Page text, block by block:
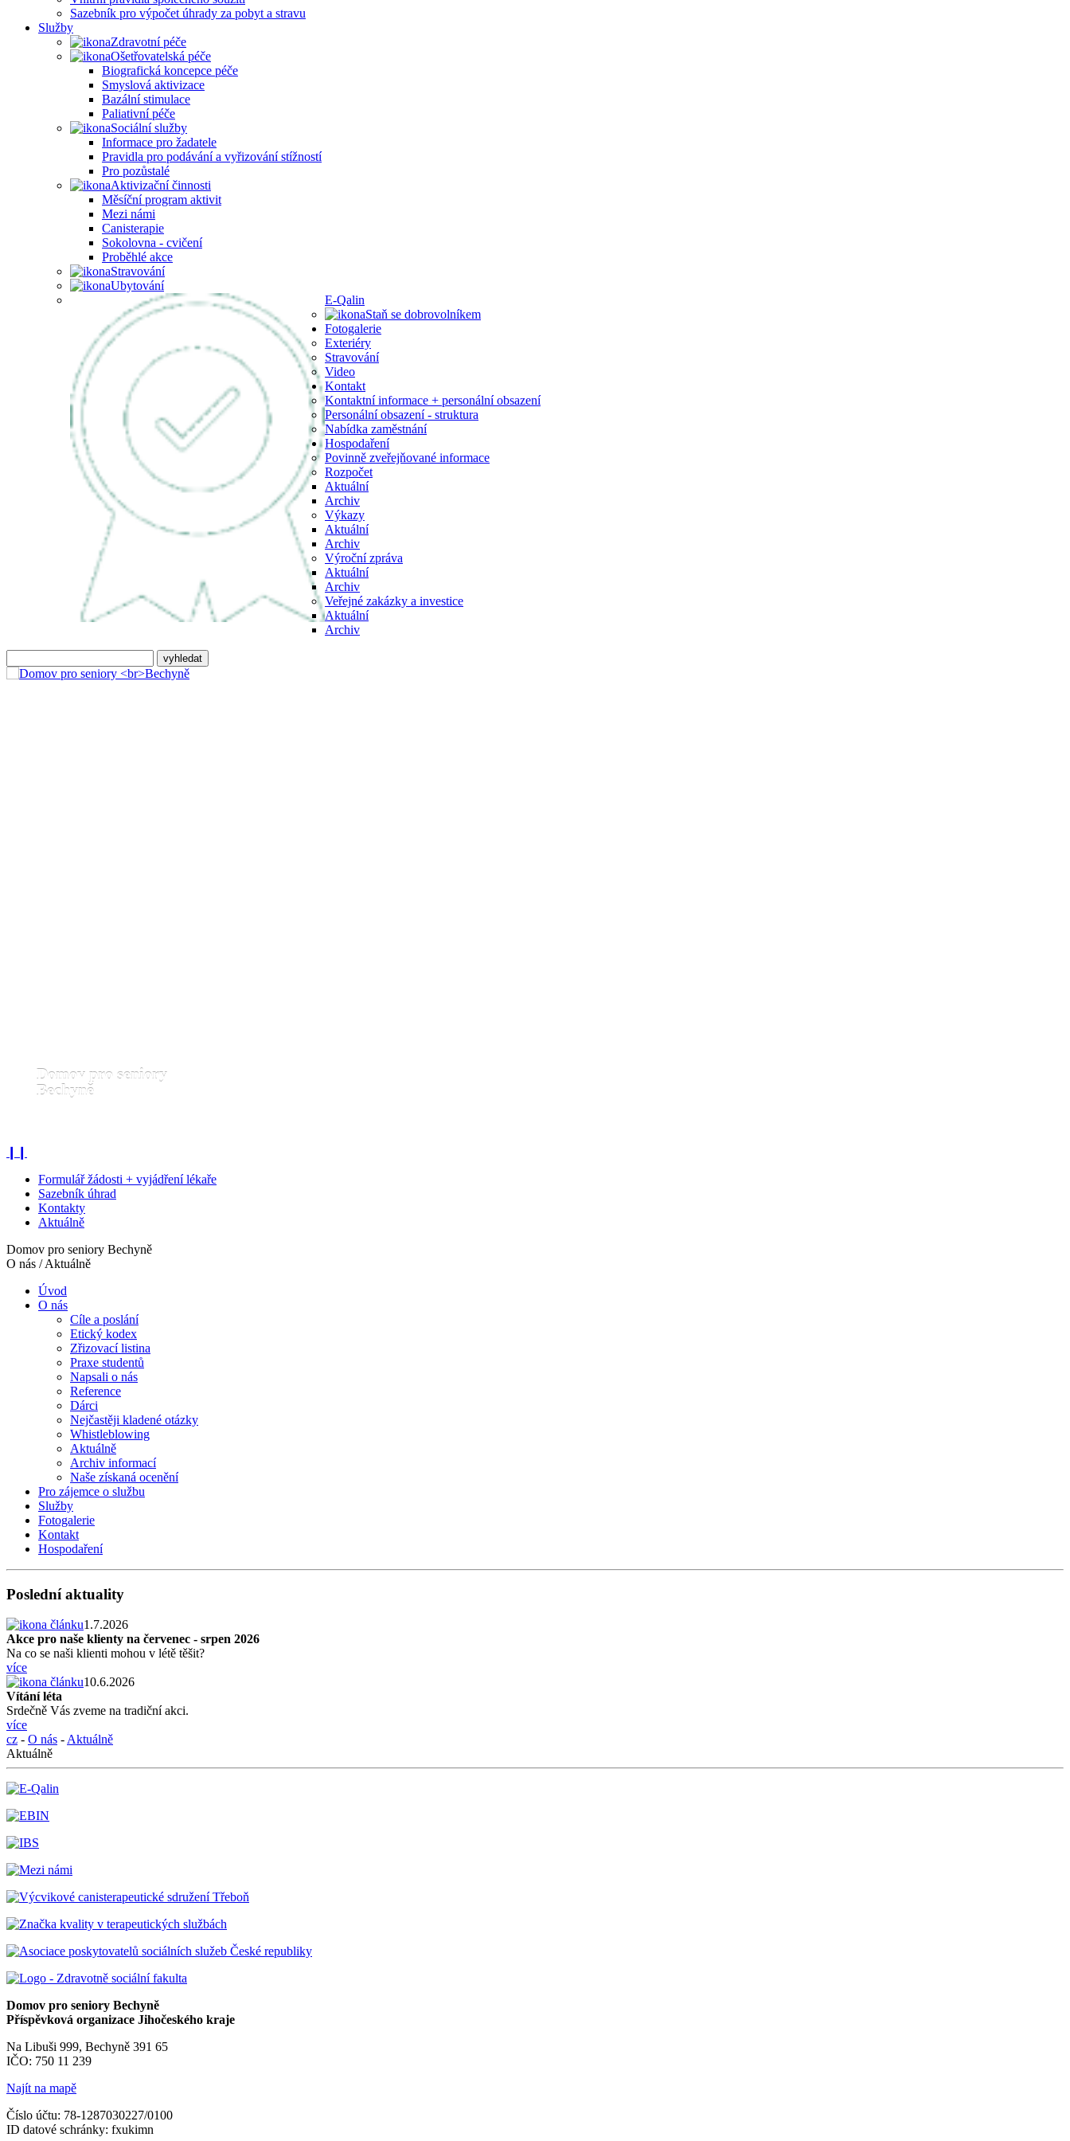
Sazebník pro výpočet úhrady za pobyt a stravu
Služby
Zdravotní péče
Ošetřovatelská péče
Biografická koncepce péče
Smyslová aktivizace
Bazální stimulace
Paliativní péče
Sociální služby
Informace pro žadatele
Pravidla pro podávání a vyřizování stížností
Pro pozůstalé
Aktivizační činnosti
Měsíční program aktivit
Mezi námi
Canisterapie
Sokolovna - cvičení
Proběhlé akce
Stravování
Ubytování
E-Qalin
Staň se dobrovolníkem
Fotogalerie
Exteriéry
Stravování
Video
Kontakt
Kontaktní informace + personální obsazení
Personální obsazení - struktura
Nabídka zaměstnání
Hospodaření
Povinně zveřejňované informace
Rozpočet
Aktuální
Archiv
Výkazy
Aktuální
Archiv
Výroční zpráva
Aktuální
Archiv
Veřejné zakázky a investice
Aktuální
Archiv
Domov pro seniory
Bechyně
Domov pro seniory Bechyně
Formulář žádosti + vyjádření lékaře
Sazebník úhrad
Kontakty
Aktuálně
Domov pro seniory Bechyně
O nás / Aktuálně
Úvod
O nás
Cíle a poslání
Etický kodex
Zřizovací listina
Praxe studentů
Napsali o nás
Reference
Dárci
Nejčastěji kladené otázky
Whistleblowing
Aktuálně
Archiv informací
Naše získaná ocenění
Pro zájemce o službu
Služby
Fotogalerie
Kontakt
Hospodaření
Poslední aktuality
1.7.2026
Akce pro naše klienty na červenec - srpen 2026
Na co se naši klienti mohou v létě těšit?
více
10.6.2026
Vítání léta
Srdečně Vás zveme na tradiční akci.
více
cz - O nás - Aktuálně
Aktuálně
Domov pro seniory Bechyně
Příspěvková organizace Jihočeského kraje
Na Libuši 999, Bechyně 391 65
IČO: 750 11 239
Najít na mapě
Číslo účtu: 78-1287030227/0100
ID datové schránky: fxukimn